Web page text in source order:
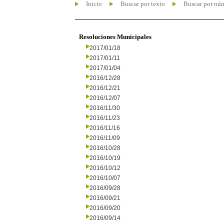
Inicio Buscar por texto Buscar por
Resoluciones Municipales
2017/01/18
2017/01/11
2017/01/04
2016/12/28
2016/12/21
2016/12/07
2016/11/30
2016/11/23
2016/11/16
2016/11/09
2016/10/28
2016/10/19
2016/10/12
2016/10/07
2016/09/28
2016/09/21
2016/09/20
2016/09/14